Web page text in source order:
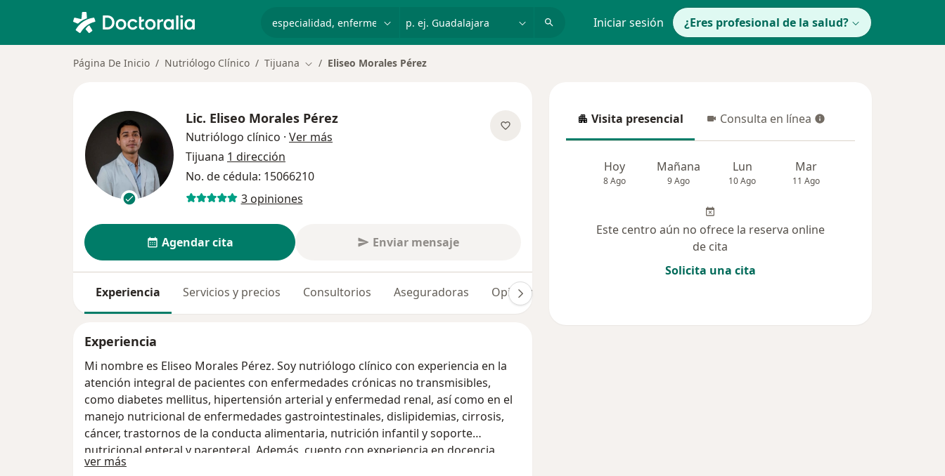
Iniciar sesión ¿Eres profesional de la salud?
Página De Inicio Nutriólogo Clínico Tijuana Cambiar de ciudad
Eliseo Morales Pérez
Lic. Eliseo Morales Pérez
Nutriólogo clínico · Ver más
Tijuana 1 dirección
No. de cédula: 15066210
3 opiniones
Agendar cita Enviar mensaje
Experiencia Servicios y precios Consultorios Aseguradoras Opiniones (3)
Experiencia
Mi nombre es Eliseo Morales Pérez. Soy nutriólogo clínico con experiencia en la
atención integral de pacientes con enfermedades crónicas no transmisibles,
como diabetes mellitus, hipertensión arterial y enfermedad renal, así como en el
manejo nutricional de enfermedades gastrointestinales, dislipidemias, cirrosis,
cáncer, trastornos de la conducta alimentaria, nutrición infantil y soporte
nutricional enteral y parenteral. Además, cuento con experiencia en docencia
universitaria y educación en nutrición.
ver más
Visita presencial
Visita presencial Consulta en línea
Consulta en línea
Hoy
8 Ago
Mañana
9 Ago
Lun
10 Ago
Mar
11 Ago
Este centro aún no ofrece la reserva online
de cita
Solicita una cita